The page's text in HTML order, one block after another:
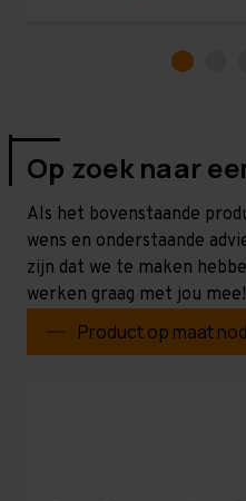
Op zoek naar
Als het bovenstaande
wens en onderstaande
zijn dat we te maken
werken graag met jou mee!
Product op maat